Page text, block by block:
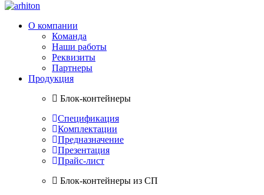
О компании
Команда
Наши работы
Реквизиты
Партнеры
Продукция
Блок-контейнеры
Спецификация
Комплектации
Предназначение
Презентация
Прайс-лист
Блок-контейнеры из СП